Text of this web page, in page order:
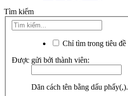
Tìm kiếm
Chỉ tìm trong tiêu đề
Được gửi bởi thành viên:
Dãn cách tên bằng dấu phẩy(,).